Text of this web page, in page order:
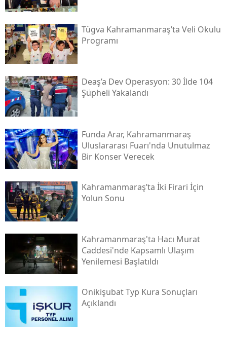
Tügva Kahramanmaraş’ta Veli Okulu
Programı
Deaş’a Dev Operasyon: 30 İlde 104
Şüpheli Yakalandı
Funda Arar, Kahramanmaraş
Uluslararası Fuarı'nda Unutulmaz
Bir Konser Verecek
Kahramanmaraş’ta İki Firari İçin
Yolun Sonu
Kahramanmaraş'ta Hacı Murat
Caddesi'nde Kapsamlı Ulaşım
Yenilemesi Başlatıldı
Onikişubat Typ Kura Sonuçları
Açıklandı